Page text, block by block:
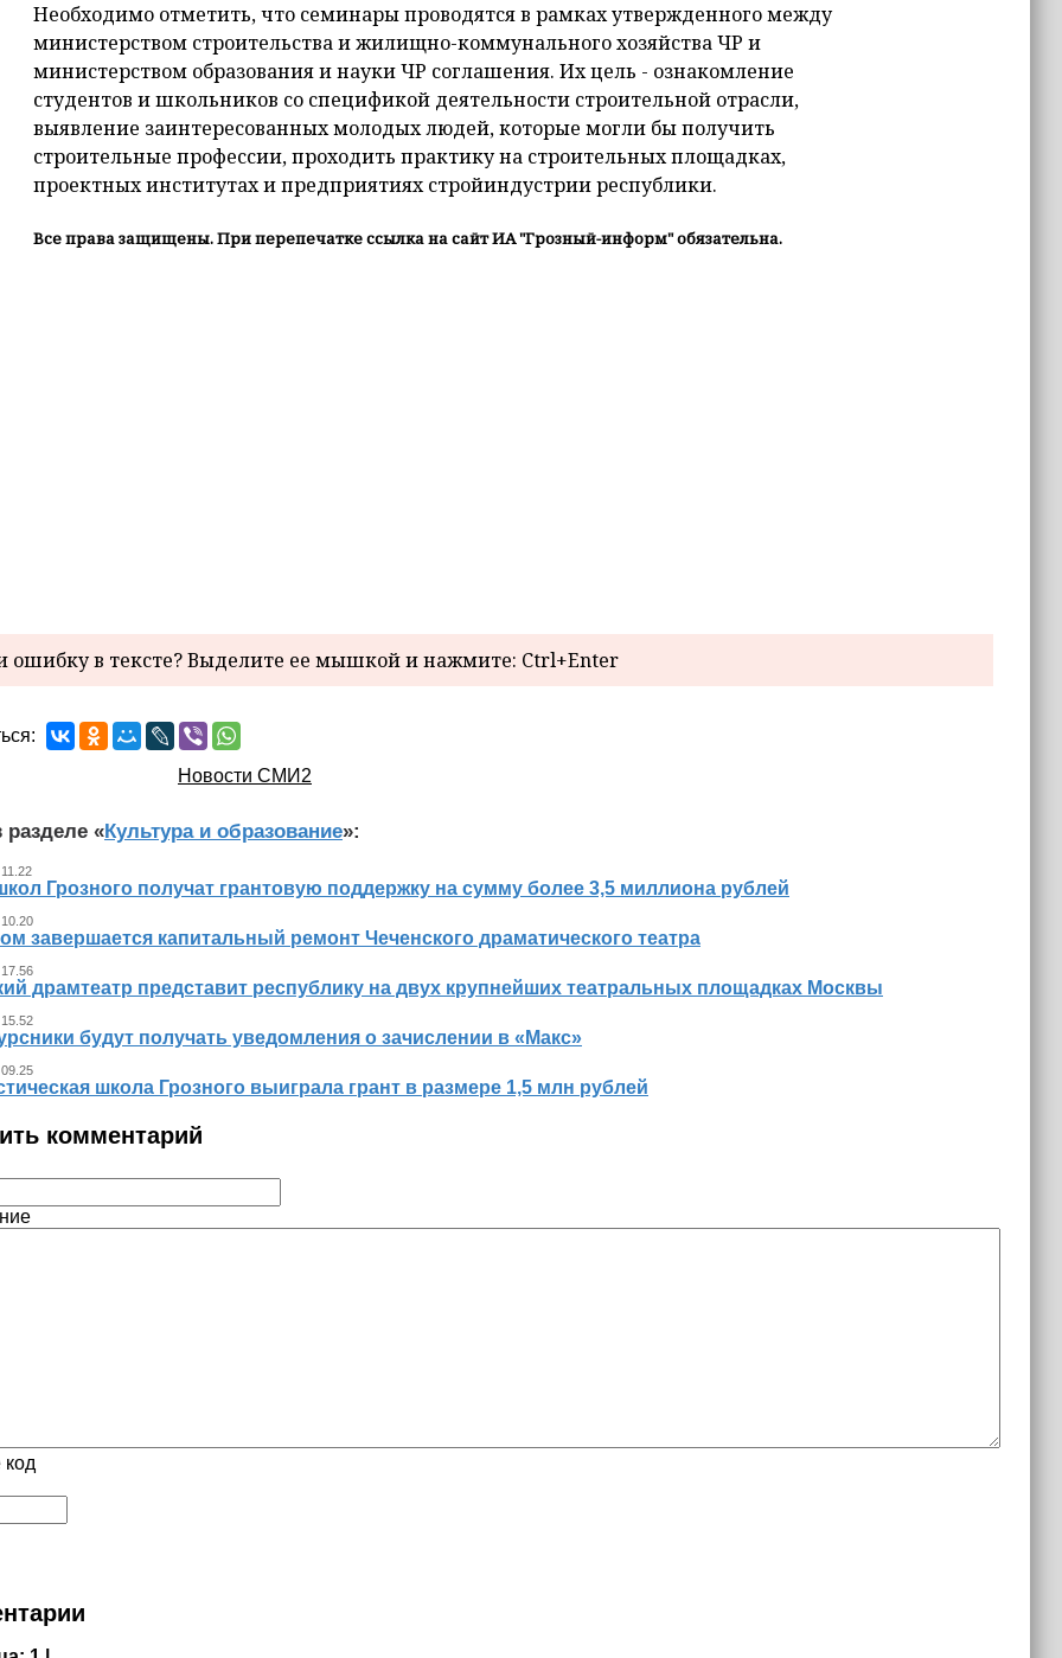
Необходимо отметить, что семинары проводятся в рамках утвержденного между
министерством строительства и жилищно-коммунального хозяйства ЧР и
министерством образования и науки ЧР соглашения. Их цель - ознакомление
студентов и школьников со спецификой деятельности строительной отрасли,
выявление заинтересованных молодых людей, которые могли бы получить
строительные профессии, проходить практику на строительных площадках,
проектных институтах и предприятиях стройиндустрии республики.
Все права защищены. При перепечатке ссылка на сайт ИА "Грозный-информ" обязательна.
в тексте? Выделите ее мышкой и нажмите: Ctrl+Enter
Новости СМИ2
разделе «Культура и образование»:
Грозного получат грантовую поддержку на сумму более 3,5 миллиона рублей
завершается капитальный ремонт Чеченского драматического театра
драмтеатр представит республику на двух крупнейших театральных площадках Москвы
будут получать уведомления о зачислении в «Макс»
школа Грозного выиграла грант в размере 1,5 млн рублей
комментарий
код